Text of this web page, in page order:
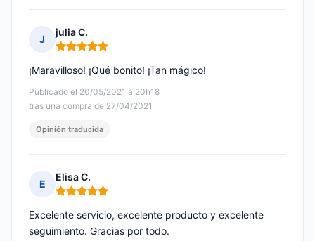
J
julia C.
Nota: 5 de 5
Publicado el 20/05/2021 à 20h18
tras una compra de 27/04/2021
¡Maravilloso! ¡Qué bonito! ¡Tan mágico!
Opinión traducida
E
Elisa C.
Nota: 5 de 5
Excelente servicio, excelente producto y excelente
seguimiento. Gracias por todo.